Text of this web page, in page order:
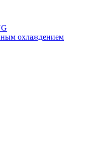
охлаждением